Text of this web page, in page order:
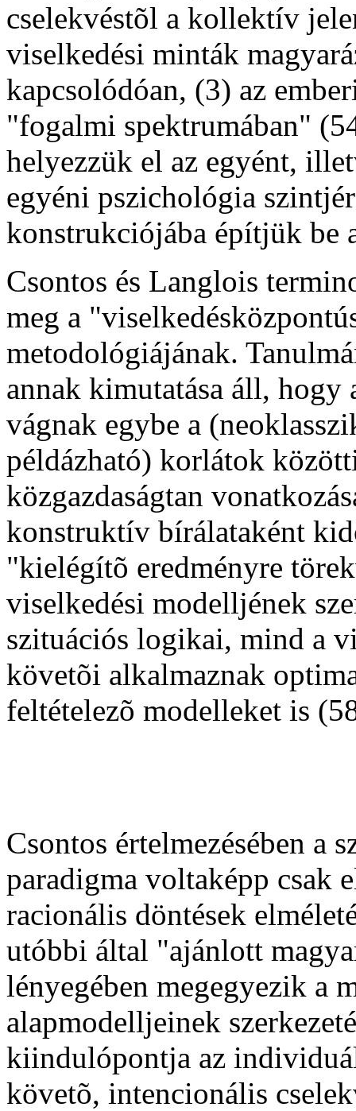
cselekvéstõl a kollektív
viselkedési minták
kapcsolódóan, (3) az
"fogalmi spektrumában"
helyezzük el az egyént,
egyéni pszichológia
konstrukciójába építjük be
Csontos és Langlois
meg a
metodológiájának.
annak kimutatása áll,
vágnak egybe a
példázható) korlátok
közgazdaságtan
konstruktív bírálataként
"kielégítõ eredményre
viselkedési modelljének
szituációs logikai, mind a
követõi alkalmaznak
feltételezõ modelleket is
Csontos értelmezésében a
paradigma voltaképp csak
racionális döntések
utóbbi által "ajánlott
lényegében megegyezik a
alapmodelljeinek
kiindulópontja az
követõ, intencionális